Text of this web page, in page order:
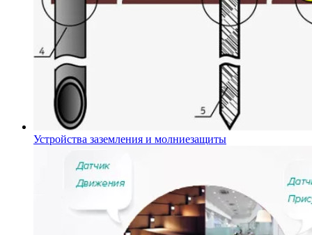
Устройства заземления и молниезащиты